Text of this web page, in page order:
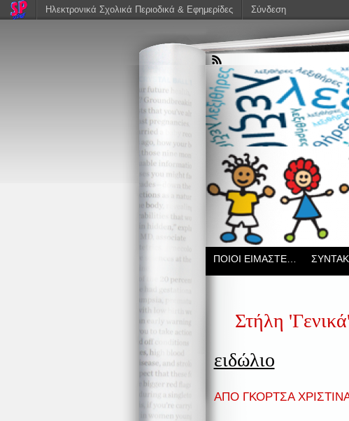
ΠΟΙΟΙ ΕΙΜΑΣΤΕ…
Στήλη 'Γενικά'
ειδώλιο
ΑΠΟ ΓΚΟΡΤΣΑ ΧΡΙΣΤΙΝΑ
Ηλεκτρονικά Σχολικά Περιοδικά & Εφημερίδες Σύνδεση